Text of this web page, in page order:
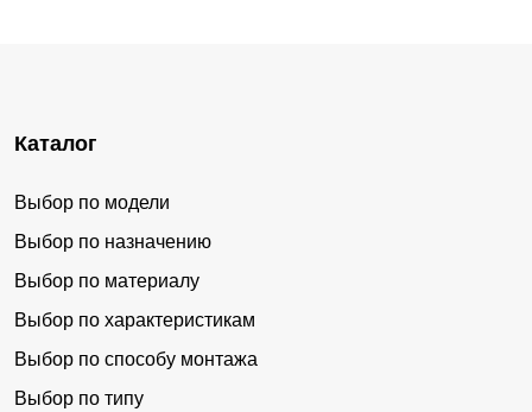
Каталог
Выбор по модели
Выбор по назначению
Выбор по материалу
Выбор по характеристикам
Выбор по способу монтажа
Выбор по типу